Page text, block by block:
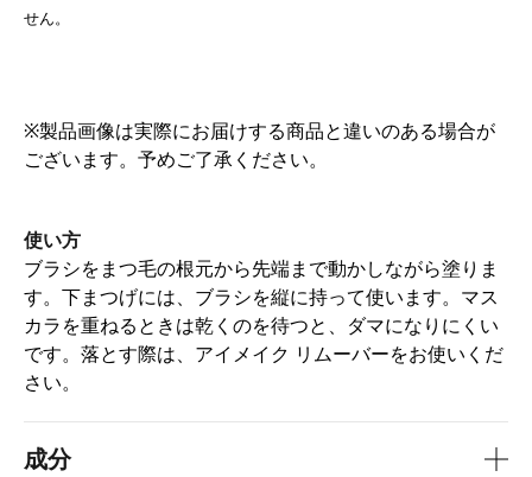
成分
せん。
※製品画像は実際にお届けする商品と違いのある場合が
ございます。予めご了承ください。
使い方
ブラシをまつ毛の根元から先端まで動かしながら塗りま
す。下まつげには、ブラシを縦に持って使います。​マス
カラを重ねるときは乾くのを待つと、ダマになりにくい
です。落とす際は、アイメイク リムーバーをお使いくだ
さい。